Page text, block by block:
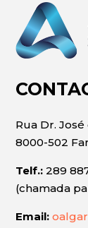
Rua Dr. José
8000-502
Telf.: 289
(chamada
Email: